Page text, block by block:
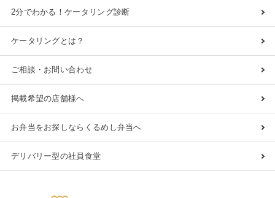
2分でわかる！ケータリング診断
ケータリングとは？
ご相談・お問い合わせ
掲載希望の店舗様へ
お弁当をお探しならくるめし弁当へ
デリバリー型の社員食堂